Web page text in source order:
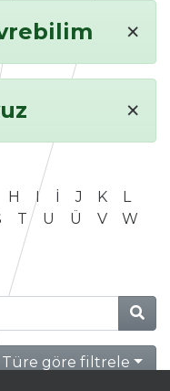
×
×
H I İ J K
L
T U Ü V
W
Türe göre filtrele